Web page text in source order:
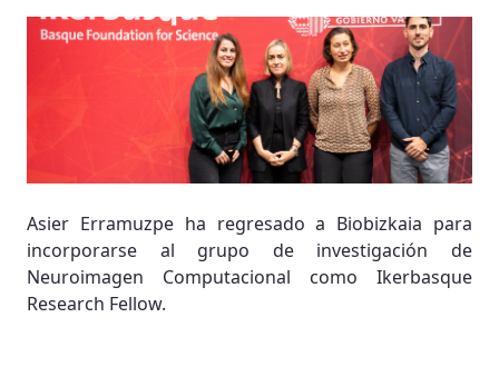
Asier Erramuzpe ha regresado a Biobizkaia para
incorporarse al grupo de investigación de
Neuroimagen Computacional como Ikerbasque
Research Fellow.